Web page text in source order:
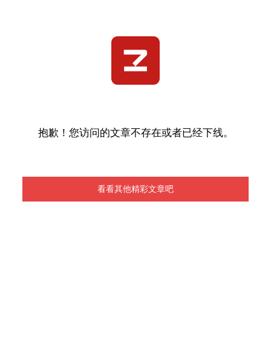
抱歉！您访问的文章不存在或者已经下线。
看看其他精彩文章吧